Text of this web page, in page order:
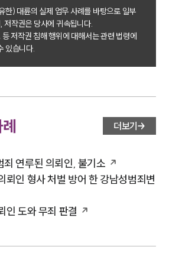
레터/브로슈어
세미나
한) 대륜의 실제 업무 사례를 바탕으로 일부
작권은 당사에 귀속됩니다.
저작권 침해 행위에 대해서는 관련 법령에
있습니다.
더보기
죄 연루된 의뢰인, 불기소
뢰인 형사 처벌 방어 한 강남성범죄변
인 도와 무죄 판결